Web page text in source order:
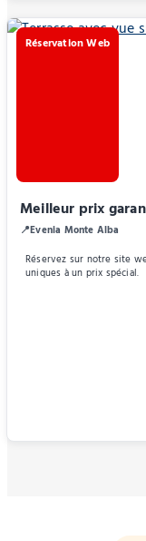
Réservation Web
Meilleur prix
📍Evenia Monte Alba
Réservez sur notre site
uniques à un prix spécial.